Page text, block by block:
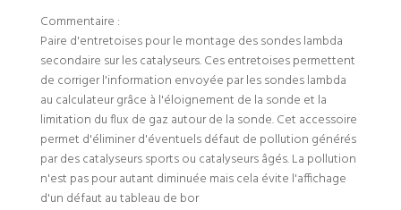
Commentaire :
Paire d'entretoises pour le montage des sondes lambda
secondaire sur les catalyseurs. Ces entretoises permettent
de corriger l'information envoyée par les sondes lambda
au calculateur grâce à l'éloignement de la sonde et la
limitation du flux de gaz autour de la sonde. Cet accessoire
permet d'éliminer d'éventuels défaut de pollution générés
par des catalyseurs sports ou catalyseurs âgés. La pollution
n'est pas pour autant diminuée mais cela évite l'affichage
d'un défaut au tableau de bor